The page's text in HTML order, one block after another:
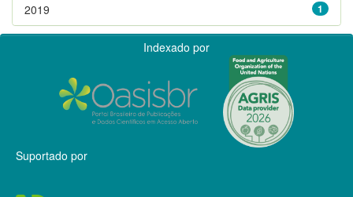
1
2019
Indexado por
Suportado por